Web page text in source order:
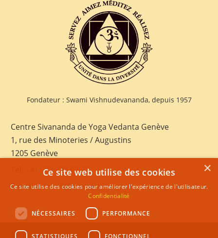
Fondateur : Swami Vishnudevananda, depuis 1957
Centre Sivananda de Yoga Vedanta Genève
1, rue des Minoteries / Augustins
1205 Genève
+41 022 328 03 28
E-mail:geneva@sivananda.net
×
Ce site web utilise des cookies
Ce site utilise des cookies pour améliorer l'expérience de l'utilisateur.
Confidentialité
NÉCESSAIRES PERFORMANCE
STATISTIQUES FONCTIONNEL